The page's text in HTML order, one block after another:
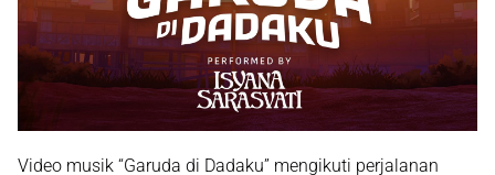
Video musik “Garuda di Dadaku” mengikuti perjalanan